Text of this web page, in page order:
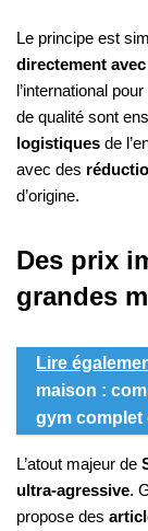
Le principe est
directement
l’international
de qualité sont
logistiques de
avec des
d’origine.
Des prix
grandes
Lire
maison :
gym complet
L’atout majeur de
ultra-agressive.
propose des